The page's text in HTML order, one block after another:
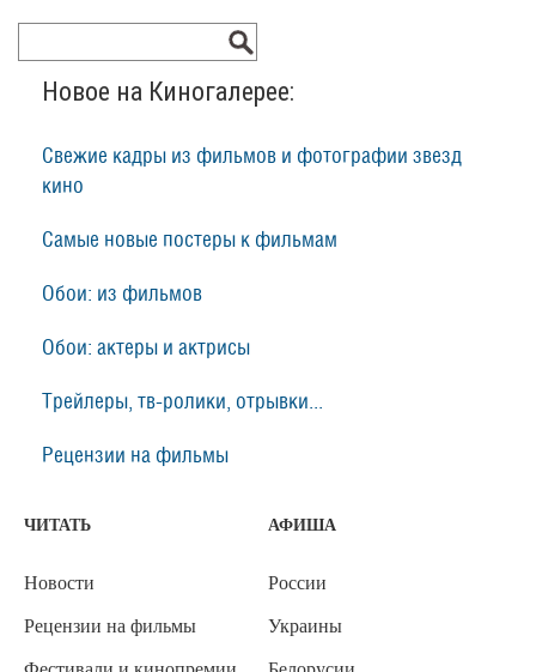
Новое на Киногалерее:
Свежие кадры из фильмов и фотографии звезд
кино
Самые новые постеры к фильмам
Обои: из фильмов
Обои: актеры и актрисы
Трейлеры, тв-ролики, отрывки...
Рецензии на фильмы
ЧИТАТЬ
Новости
Рецензии на фильмы
АФИША
России
Украины